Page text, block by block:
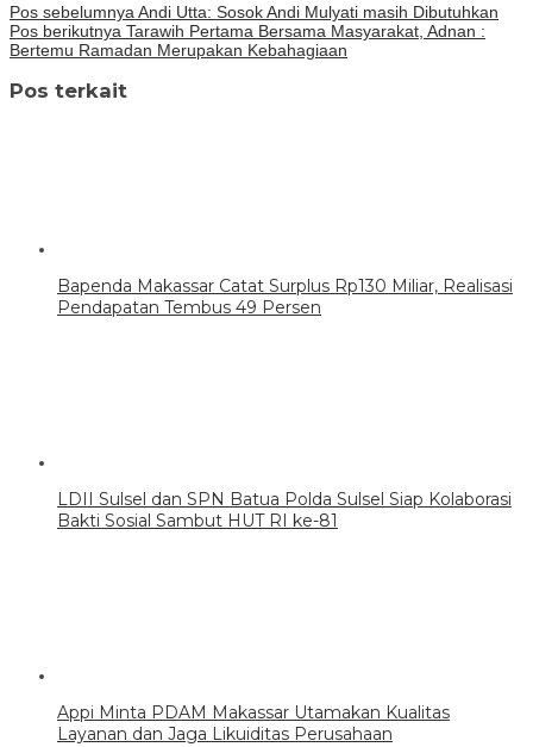
Pos sebelumnya Andi Utta: Sosok Andi Mulyati masih Dibutuhkan
Pos berikutnya Tarawih Pertama Bersama Masyarakat, Adnan :
Bertemu Ramadan Merupakan Kebahagiaan
Pos terkait
Bapenda Makassar Catat Surplus Rp130 Miliar, Realisasi
Pendapatan Tembus 49 Persen
LDII Sulsel dan SPN Batua Polda Sulsel Siap Kolaborasi
Bakti Sosial Sambut HUT RI ke-81
Appi Minta PDAM Makassar Utamakan Kualitas
Layanan dan Jaga Likuiditas Perusahaan